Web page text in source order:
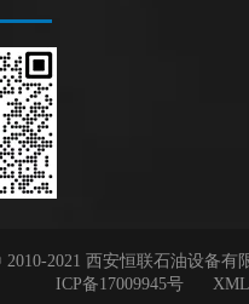
2021 西安恒联石油设备有
ICP备17009945号
XML